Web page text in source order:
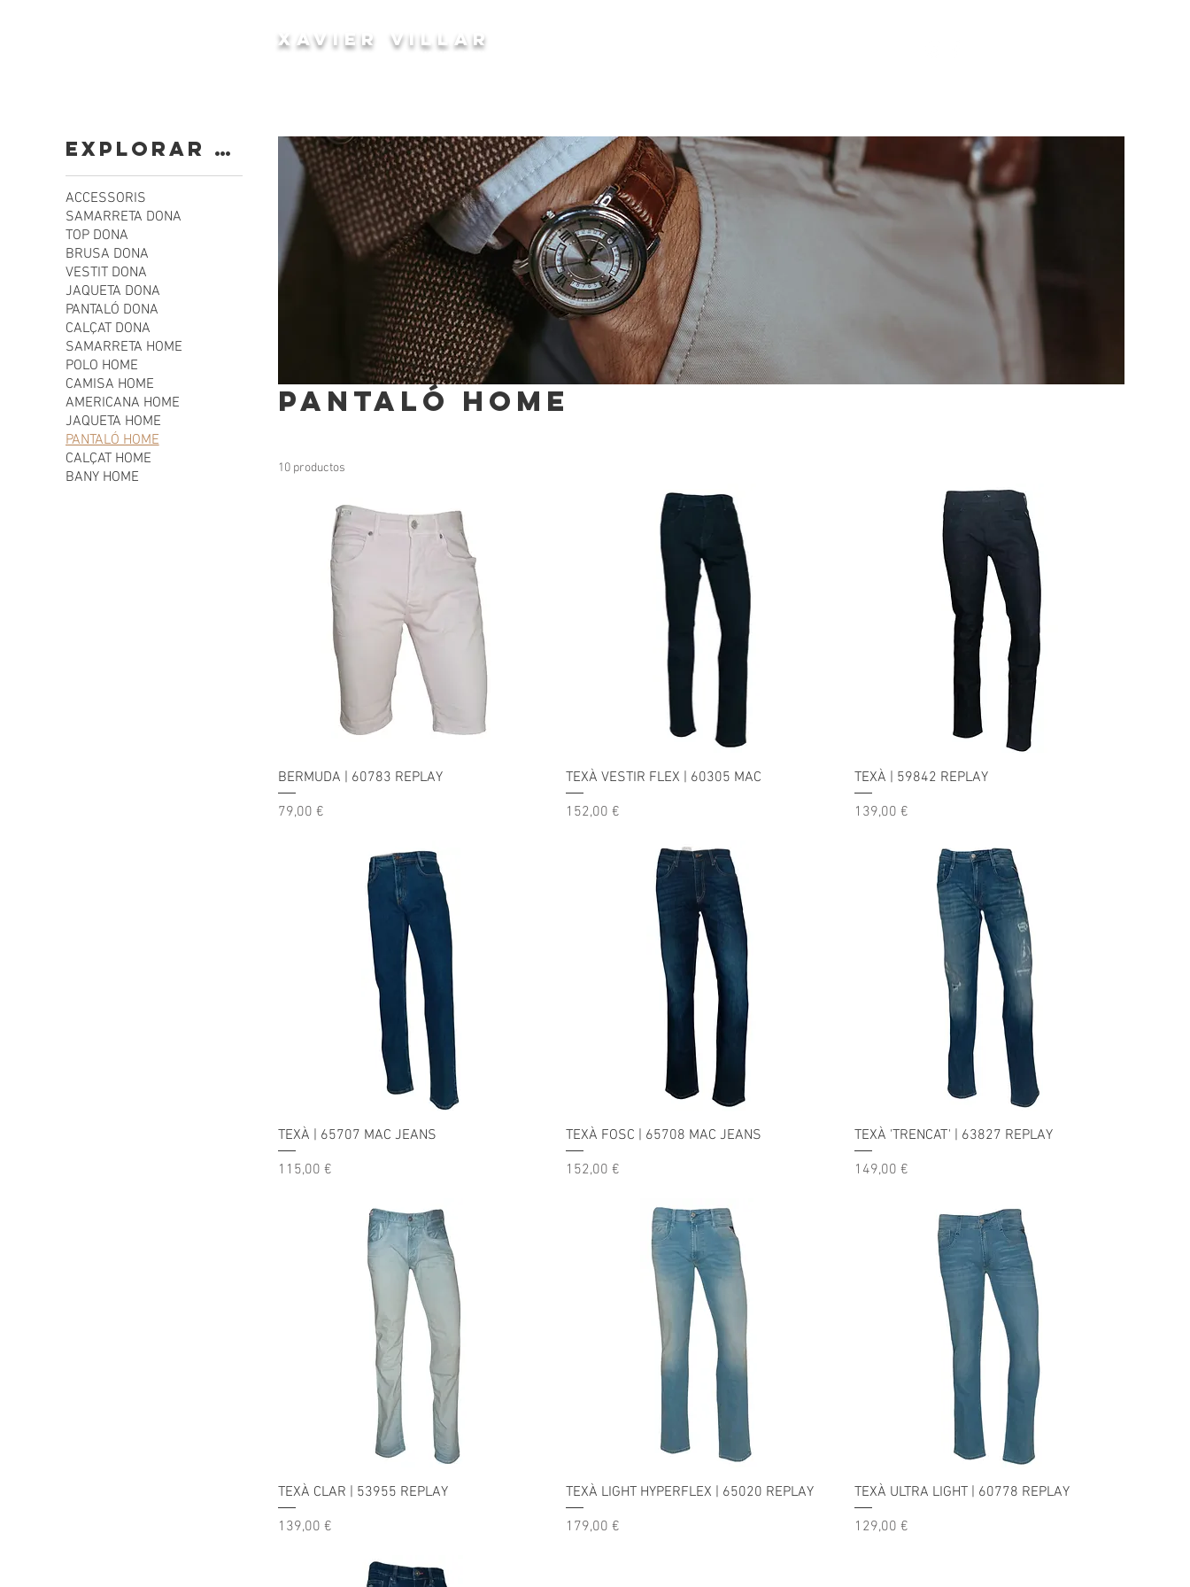
XAVIER VILLAR
Explorar por
ACCESSORIS
SAMARRETA DONA
TOP DONA
BRUSA DONA
VESTIT DONA
JAQUETA DONA
PANTALÓ DONA
CALÇAT DONA
SAMARRETA HOME
POLO HOME
CAMISA HOME
AMERICANA HOME
JAQUETA HOME
PANTALÓ HOME
CALÇAT HOME
BANY HOME
PANTALÓ HOME
10 productos
BERMUDA | 60783 REPLAY
Precio
79,00 €
TEXÀ VESTIR FLEX | 60305 MAC
Precio
152,00 €
TEXÀ | 59842 REPLAY
Precio
139,00 €
TEXÀ | 65707 MAC JEANS
Precio
115,00 €
TEXÀ FOSC | 65708 MAC JEANS
Precio
152,00 €
TEXÀ 'TRENCAT' | 63827 REPLAY
Precio
149,00 €
TEXÀ CLAR | 53955 REPLAY
Precio
139,00 €
TEXÀ LIGHT HYPERFLEX | 65020 REPLAY
Precio
179,00 €
TEXÀ ULTRA LIGHT | 60778 REPLAY
Precio
129,00 €